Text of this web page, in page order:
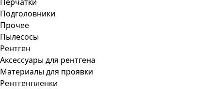
Подголовники
Прочее
Пылесосы
Рентген
Аксессуары для рентгена
Материалы для проявки
Рентгенпленки